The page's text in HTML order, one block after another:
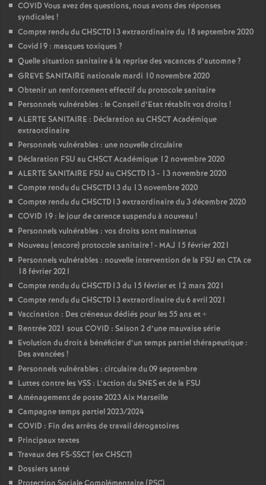
COVID Vous avez des questions, nous avons des réponses
syndicales !
Compte rendu du CHSCTD13 extraordinaire du 18 septembre 2020
Covid19 : masques toxiques ?
Quelle situation sanitaire à la reprise des vacances d’automne?
GREVE SANITAIRE nationale mardi 10 novembre 2020
Obtenir un renforcement effectif du protocole sanitaire
Personnels vulnérables : le Conseil d’Etat rétablit vos droits !
ALERTE SANITAIRE : Déclaration au CHSCT Académique
extraordinaire
Personnels vulnérables : une nouvelle circulaire
Déclaration FSU au CHSCT Académique 12 novembre 2020
ALERTE SANITAIRE FSU au CHSCTD13 - 13 novembre 2020
Compte rendu du CHSCTD13 du 13 novembre 2020
Compte rendu du CHSCTD13 extraordinaire du 3 décembre 2020
COVID 19 : le jour de carence suspendu à nouveau!
Personnels vulnérables : vos droits sont maintenus
Nouveau (encore) protocole sanitaire! - MAJ 15 février 2021
Personnels vulnérables : nouvelle intervention de la FSU en CTA ce
18 février 2021
Compte rendu du CHSCTD13 du 15 février et 12 mars 2021
Compte rendu du CHSCTD13 extraordinaire du 6 avril 2021
Vaccination : Des créneaux dédiés pour les 55 ans et +
Rentrée 2021 sous COVID : Saison 2 d’une mauvaise série
Evolution du droit à bénéficier d’un temps partiel thérapeutique :
Des avancées !
Personnels vulnérables : circulaire du 09 septembre
Luttes contre les VSS : L’action du SNES et de la FSU
Aménagement de poste 2023 Aix Marseille
Campagne temps partiel 2023/2024
COVID : Fin des arrêts de travail dérogatoires
Principaux textes
Travaux des FS-SSCT (ex CHSCT)
Dossiers santé